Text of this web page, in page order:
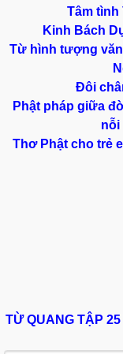
Tâm tình
Kinh Bách
Từ hình tượng văn
Đôi
Phật pháp giữa
nỗi
Thơ Phật cho trẻ
TỪ QUANG TẬP